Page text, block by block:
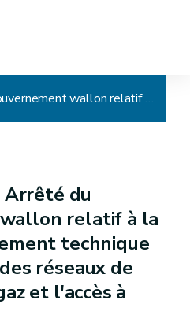
Arrêté du Gouvernement wallon relatif à la révision du règlement technique pour la gestion des réseaux de distribution de gaz et l'accès à ceux-ci
Arrêté du
relatif à la
technique
réseaux de
et l'accès à